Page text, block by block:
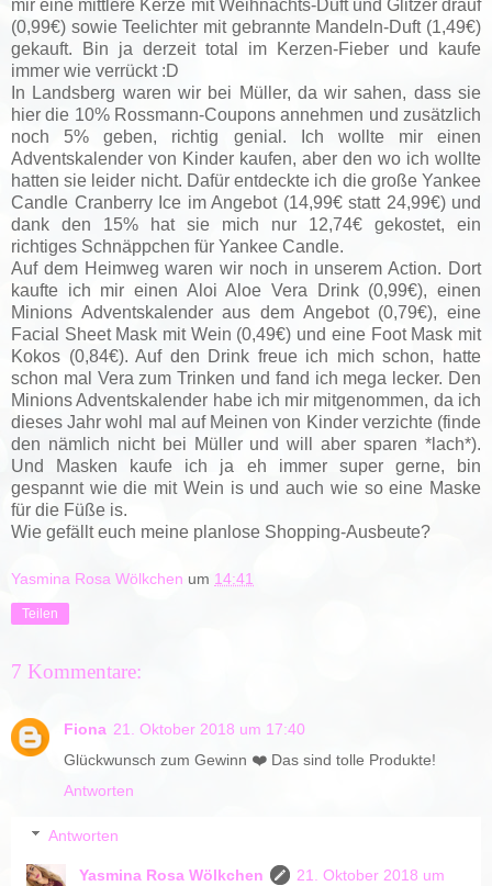
mir eine mittlere Kerze mit Weihnachts-Duft und Glitzer drauf
(0,99€) sowie Teelichter mit gebrannte Mandeln-Duft (1,49€)
gekauft. Bin ja derzeit total im Kerzen-Fieber und kaufe
immer wie verrückt :D
In Landsberg waren wir bei Müller, da wir sahen, dass sie
hier die 10% Rossmann-Coupons annehmen und zusätzlich
noch 5% geben, richtig genial. Ich wollte mir einen
Adventskalender von Kinder kaufen, aber den wo ich wollte
hatten sie leider nicht. Dafür entdeckte ich die große Yankee
Candle Cranberry Ice im Angebot (14,99€ statt 24,99€) und
dank den 15% hat sie mich nur 12,74€ gekostet, ein
richtiges Schnäppchen für Yankee Candle.
Auf dem Heimweg waren wir noch in unserem Action. Dort
kaufte ich mir einen Aloi Aloe Vera Drink (0,99€), einen
Minions Adventskalender aus dem Angebot (0,79€), eine
Facial Sheet Mask mit Wein (0,49€) und eine Foot Mask mit
Kokos (0,84€). Auf den Drink freue ich mich schon, hatte
schon mal Vera zum Trinken und fand ich mega lecker. Den
Minions Adventskalender habe ich mir mitgenommen, da ich
dieses Jahr wohl mal auf Meinen von Kinder verzichte (finde
den nämlich nicht bei Müller und will aber sparen *lach*).
Und Masken kaufe ich ja eh immer super gerne, bin
gespannt wie die mit Wein is und auch wie so eine Maske
für die Füße is.
Wie gefällt euch meine planlose Shopping-Ausbeute?
Yasmina Rosa Wölkchen um 14:41
Teilen
7 Kommentare:
Fiona 21. Oktober 2018 um 17:40
Glückwunsch zum Gewinn ❤️ Das sind tolle Produkte!
Antworten
Antworten
Yasmina Rosa Wölkchen
21. Oktober 2018 um